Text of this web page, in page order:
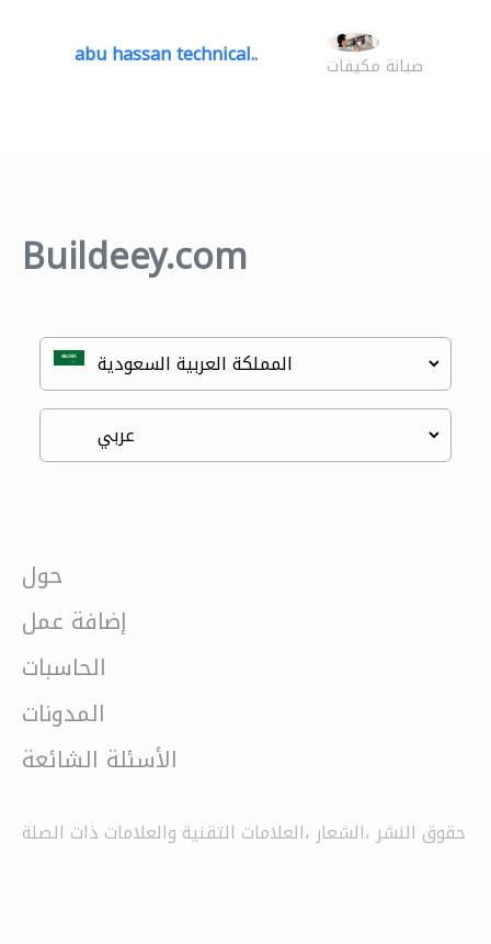
abu hassan technical.. صيانة مكيفات
Buildeey.com
حول
إضافة عمل
الحاسبات
المدونات
الأسئلة الشائعة
حقوق النشر ،الشعار ،العلامات التقنية والعلامات ذات الصلة